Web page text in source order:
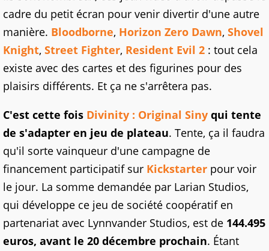
cadre du petit écran pour venir divertir d'une autre
manière. Bloodborne, Horizon Zero Dawn, Shovel
Knight, Street Fighter, Resident Evil 2 : tout cela
existe avec des cartes et des figurines pour des
plaisirs différents. Et ça ne s'arrêtera pas.
C'est cette fois Divinity : Original Siny qui tente
de s'adapter en jeu de plateau. Tente, ça il faudra
qu'il sorte vainqueur d'une campagne de
financement participatif sur Kickstarter pour voir
le jour. La somme demandée par Larian Studios,
qui développe ce jeu de société coopératif en
partenariat avec Lynnvander Studios, est de 144.495
euros, avant le 20 décembre prochain. Étant